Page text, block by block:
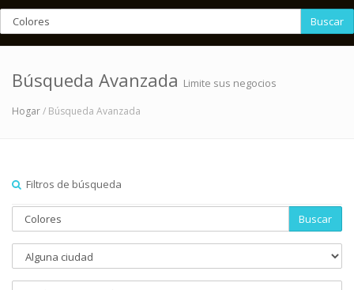
Buscar
Búsqueda Avanzada Limite sus negocios
Hogar/ Búsqueda Avanzada
Filtros de búsqueda
Buscar